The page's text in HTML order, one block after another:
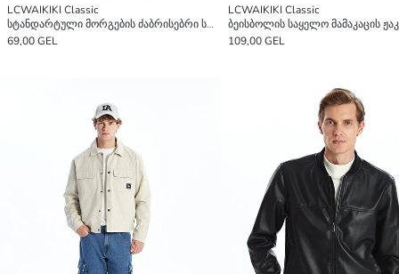
LCWAIKIKI Classic
სტანდარტული მორგების ძაბრისებრი საყელოს მქონე მამაკაცის დუტის ჟილეტი
69,00 GEL
LCWAIKIKI Classic
ბეისბოლის საყელო მამაკაცის
109,00 GEL